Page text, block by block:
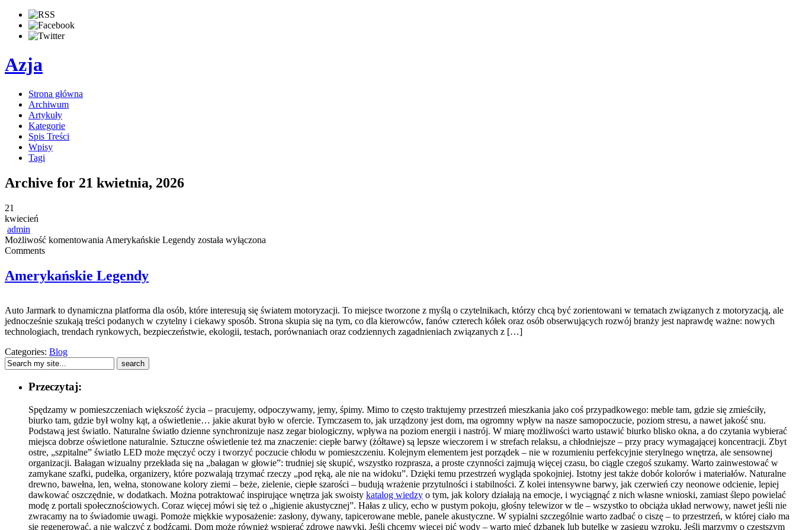
Azja
Strona główna
Archiwum
Artykuły
Kategorie
Spis Treści
Wpisy
Tagi
Archive for 21 kwietnia, 2026
21
kwiecień
admin
Możliwość komentowania Amerykańskie Legendy została wyłączona
Comments
Amerykańskie Legendy
Auto Jarmark to dynamiczna platforma dla osób, które interesują się światem motoryzacji. To miejsce tworzone z myślą o czytelnikach, którzy chcą być zorientowani w tematach związanych z motoryzacją, ale
jednocześnie szukają treści podanych w czytelny i ciekawy sposób. Strona skupia się na tym, co dla kierowców, fanów czterech kółek oraz osób obserwujących rozwój branży jest naprawdę ważne: nowych
technologiach, trendach rynkowych, bezpieczeństwie, ekologii, testach, porównaniach oraz codziennych zagadnieniach związanych z […]
Categories: Blog
Przeczytaj:
Spędzamy w pomieszczeniach większość życia – pracujemy, odpoczywamy, jemy, śpimy. Mimo to często traktujemy przestrzeń mieszkania jako coś przypadkowego: meble tam, gdzie się zmieściły,
biurko tam, gdzie był wolny kąt, a oświetlenie… jakie akurat było w ofercie. Tymczasem to, jak urządzony jest dom, ma ogromny wpływ na nasze samopoczucie, poziom stresu, a nawet jakość snu.
Podstawą jest światło. Naturalne światło dzienne synchronizuje nasz zegar biologiczny, wpływa na poziom energii i nastrój. W miarę możliwości warto ustawić biurko blisko okna, a do czytania wybierać
miejsca dobrze oświetlone naturalnie. Sztuczne oświetlenie też ma znaczenie: ciepłe barwy (żółtawe) są lepsze wieczorem i w strefach relaksu, a chłodniejsze – przy pracy wymagającej koncentracji. Zbyt
ostre, „szpitalne” światło LED może męczyć oczy i tworzyć poczucie chłodu w pomieszczeniu. Kolejnym elementem jest porządek – nie w rozumieniu perfekcyjnie sterylnego wnętrza, ale sensownej
organizacji. Bałagan wizualny przekłada się na „bałagan w głowie”: trudniej się skupić, wszystko rozprasza, a proste czynności zajmują więcej czasu, bo ciągle czegoś szukamy. Warto zainwestować w
zamykane szafki, pudełka, organizery, które pozwalają trzymać rzeczy „pod ręką, ale nie na widoku”. Dzięki temu przestrzeń wygląda spokojniej. Istotny jest także dobór kolorów i materiałów. Naturalne
drewno, bawełna, len, wełna, stonowane kolory ziemi – beże, zielenie, ciepłe szarości – budują wrażenie przytulności i stabilności. Z kolei intensywne barwy, jak czerwień czy neonowe odcienie, lepiej
dawkować oszczędnie, w dodatkach. Można potraktować inspirujące wnętrza jak swoisty katalog wiedzy o tym, jak kolory działają na emocje, i wyciągnąć z nich własne wnioski, zamiast ślepo powielać
modę z portali społecznościowych. Coraz więcej mówi się też o „higienie akustycznej”. Hałas z ulicy, echo w pustym pokoju, głośny telewizor w tle – wszystko to obciąża układ nerwowy, nawet jeśli nie
zwracamy na to świadomie uwagi. Pomoże miękkie wyposażenie: zasłony, dywany, tapicerowane meble, panele akustyczne. W sypialni szczególnie warto zadbać o ciszę – to przestrzeń, w której ciało ma
się regenerować, a nie walczyć z bodźcami. Dom może również wspierać zdrowe nawyki. Jeśli chcemy więcej pić wody – warto mieć dzbanek lub butelkę w zasięgu wzroku. Jeśli marzymy o częstszym